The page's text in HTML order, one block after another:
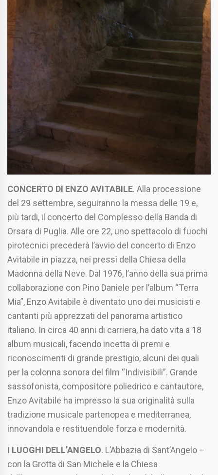
CONCERTO DI ENZO AVITABILE. Alla processione
del 29 settembre, seguiranno la messa delle 19 e,
più tardi, il concerto del Complesso della Banda di
Orsara di Puglia. Alle ore 22, uno spettacolo di fuochi
pirotecnici precederà l’avvio del concerto di Enzo
Avitabile in piazza, nei pressi della Chiesa della
Madonna della Neve. Dal 1976, l’anno della sua prima
collaborazione con Pino Daniele per l’album “Terra
Mia”, Enzo Avitabile è diventato uno dei musicisti e
cantanti più apprezzati del panorama artistico
italiano. In circa 40 anni di carriera, ha dato vita a 18
album musicali, facendo incetta di premi e
riconoscimenti di grande prestigio, alcuni dei quali
per la colonna sonora del film “Indivisibili”. Grande
sassofonista, compositore poliedrico e cantautore,
Enzo Avitabile ha impresso la sua originalità sulla
tradizione musicale partenopea e mediterranea,
innovandola e restituendole forza e modernità.
I LUOGHI DELL’ANGELO. L’Abbazia di Sant’Angelo –
con la Grotta di San Michele e la Chiesa